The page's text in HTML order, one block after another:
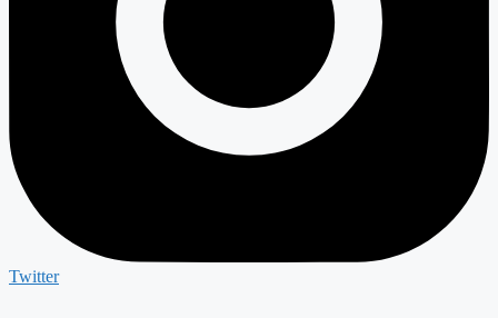
Twitter